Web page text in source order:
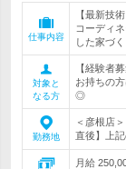
仕事内容
【最新技
コーディ
した家づ
対象と
なる方
【経験者
お持ちの
◎
勤務地
＜彦根店
直後】上
月給